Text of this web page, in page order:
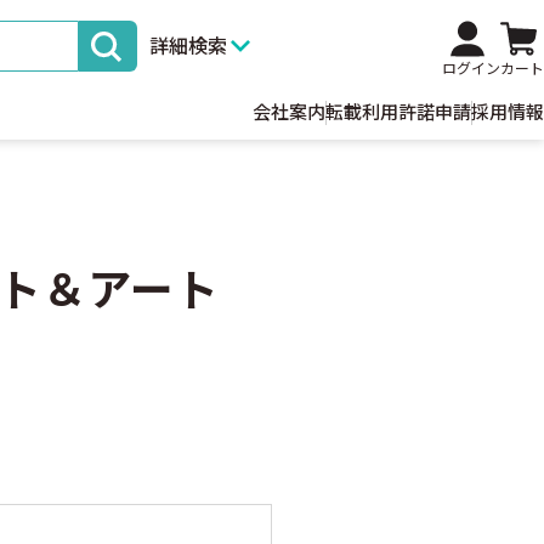
詳細検索
ログインカート
会社案内転載利用許諾申請採用情報
＆アート